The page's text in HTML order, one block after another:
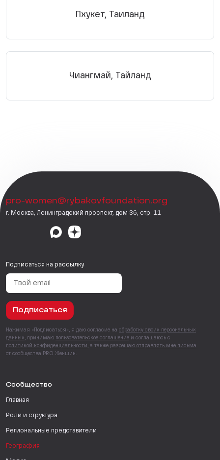
Пхукет, Таиланд
Чиангмай, Тайланд
pro-women@rybakovfoundation.org
г. Москва, Ленинградский проспект, дом 36, стр. 11
Подписаться на рассылку
Подписаться
Нажимая «Подписаться», я даю согласие на обработку своих персональных
данных , принимаю пользовательское соглашение и соглашаюсь с
политикой конфиденциальности , а также разрешаю отправлять мне письма
от сообщества PRO Женщин.
Сообщество
Главная
Роли и структура
Региональные представители
География